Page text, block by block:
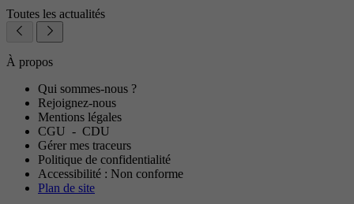
Toutes les actualités
À propos
Qui sommes-nous ?
Rejoignez-nous
Mentions légales
CGU - CDU
Gérer mes traceurs
Politique de confidentialité
Accessibilité : Non conforme
Plan de site